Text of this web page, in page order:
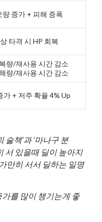
량 증가 + 피해 증폭
타격 시 HP 회복
량/재사용 시간 감소
량/재사용 시간 감소
가 + 저주 확율 4% Up
술책’과 ‘마나구 분
서 있을때 딜이 높아지
만히 서서 딜하는 일명
를 많이 챙기는게 좋